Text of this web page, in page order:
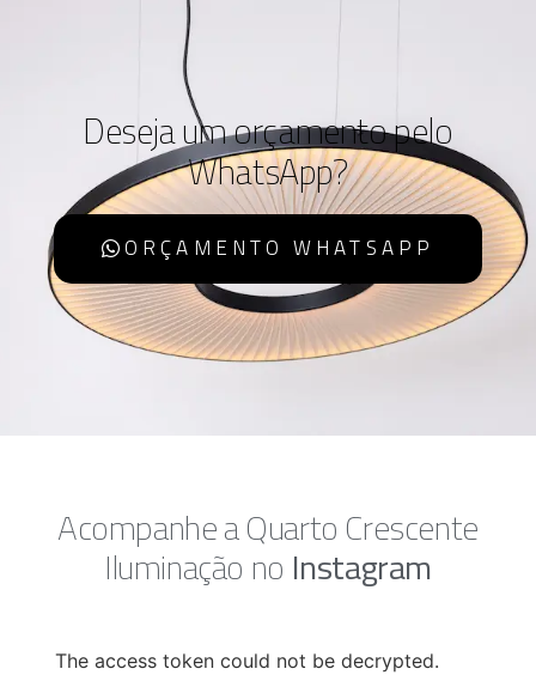
Deseja um orçamento pelo
WhatsApp?
ORÇAMENTO WHATSAPP
Acompanhe a Quarto Crescente
Iluminação no Instagram
The access token could not be decrypted.